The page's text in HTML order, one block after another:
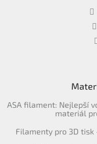
ASA filament: Nejlepší
materiál
Filamenty pro 3D